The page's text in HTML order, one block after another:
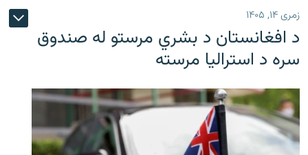
زمری ۱۴, ۱۴۰۵
د افغانستان د بشري مرستو له صندوق
سره د استرالیا مرسته